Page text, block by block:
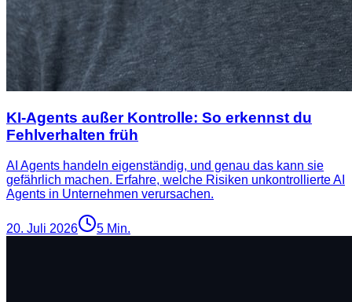
KI-Agents außer Kontrolle: So erkennst du
Fehlverhalten früh
AI Agents handeln eigenständig, und genau das kann sie
gefährlich machen. Erfahre, welche Risiken unkontrollierte AI
Agents in Unternehmen verursachen.
20. Juli 2026 5 Min.